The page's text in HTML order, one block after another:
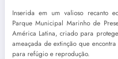
Inserida em um valioso recanto
Parque Municipal Marinho de
América Latina, criado para
ameaçada de extinção que
para refúgio e reprodução.